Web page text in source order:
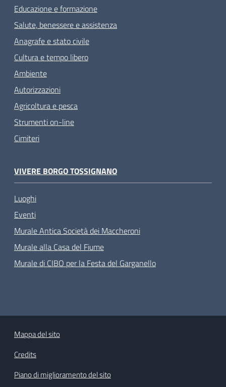
Educazione e formazione
Salute, benessere e assistenza
Anagrafe e stato civile
Cultura e tempo libero
Ambiente
Autorizzazioni
Agricoltura e pesca
Strumenti on-line
Cimiteri
VIVERE BORGO TOSSIGNANO
Luoghi
Eventi
Murale Antica Società dei Maccheroni
Murale alla Casa del Fiume
Murale di CIBO per la Festa del Garganello
Mappa del sito
Credits
Piano di miglioramento del sito